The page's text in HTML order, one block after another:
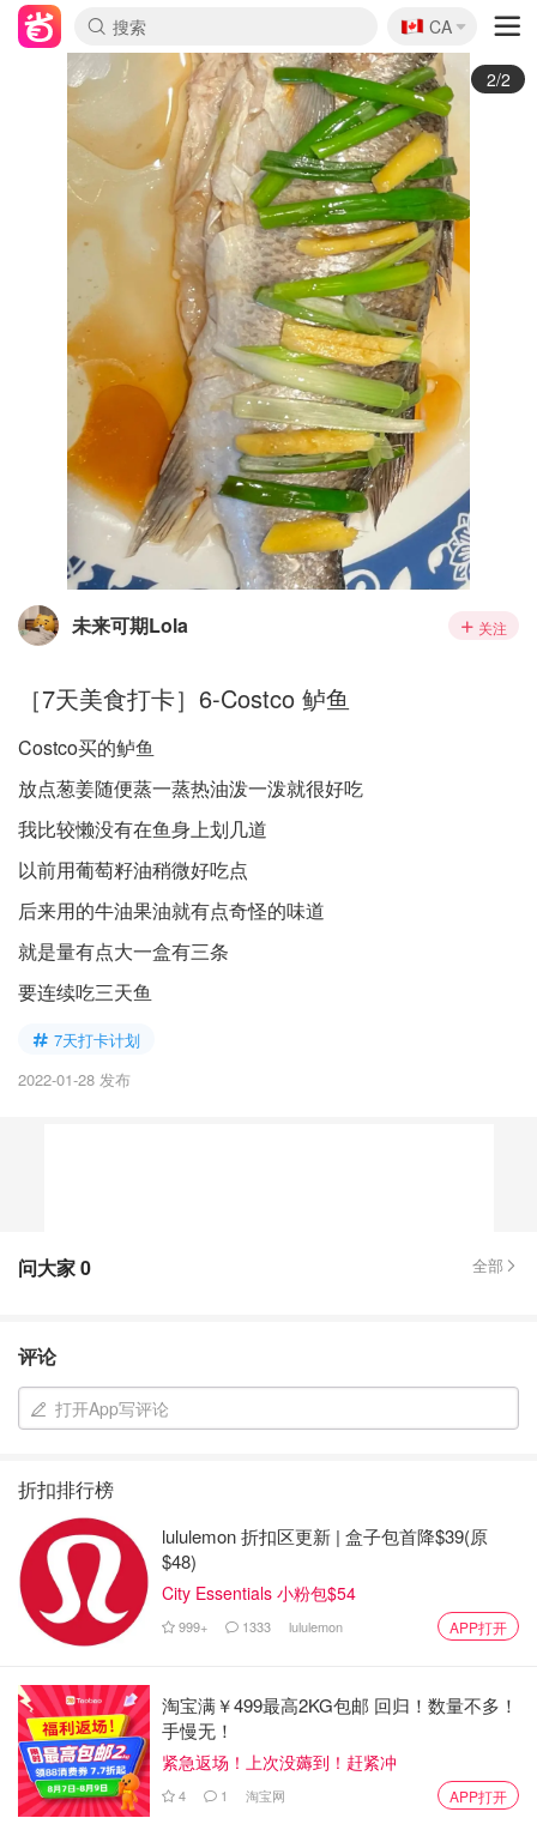
🇨🇦
CA
1/2
未来可期Lola 关注
［7天美食打卡］6-Costco 鲈鱼
Costco买的鲈鱼
放点葱姜随便蒸一蒸热油泼一泼就很好吃
我比较懒没有在鱼身上划几道
以前用葡萄籽油稍微好吃点
后来用的牛油果油就有点奇怪的味道
就是量有点大一盒有三条
要连续吃三天鱼
7天打卡计划
2022-01-28 发布
问大家0 全部
评论
打开App写评论
折扣排行榜
lululemon 折扣区更新 | 盒子包首降$39(原
$48)
City Essentials 小粉包$54
999+ 1333 lululemon APP打开
淘宝满￥499最高2KG包邮 回归！数量不多！
手慢无！
紧急返场！上次没薅到！赶紧冲
4 1 淘宝网 APP打开